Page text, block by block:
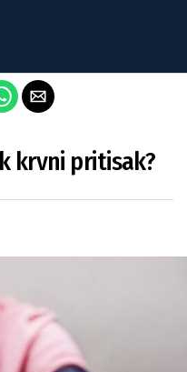
krvni pritisak?